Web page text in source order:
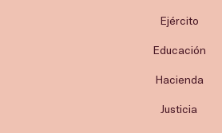
Ejército
Educación
Hacienda
Justicia